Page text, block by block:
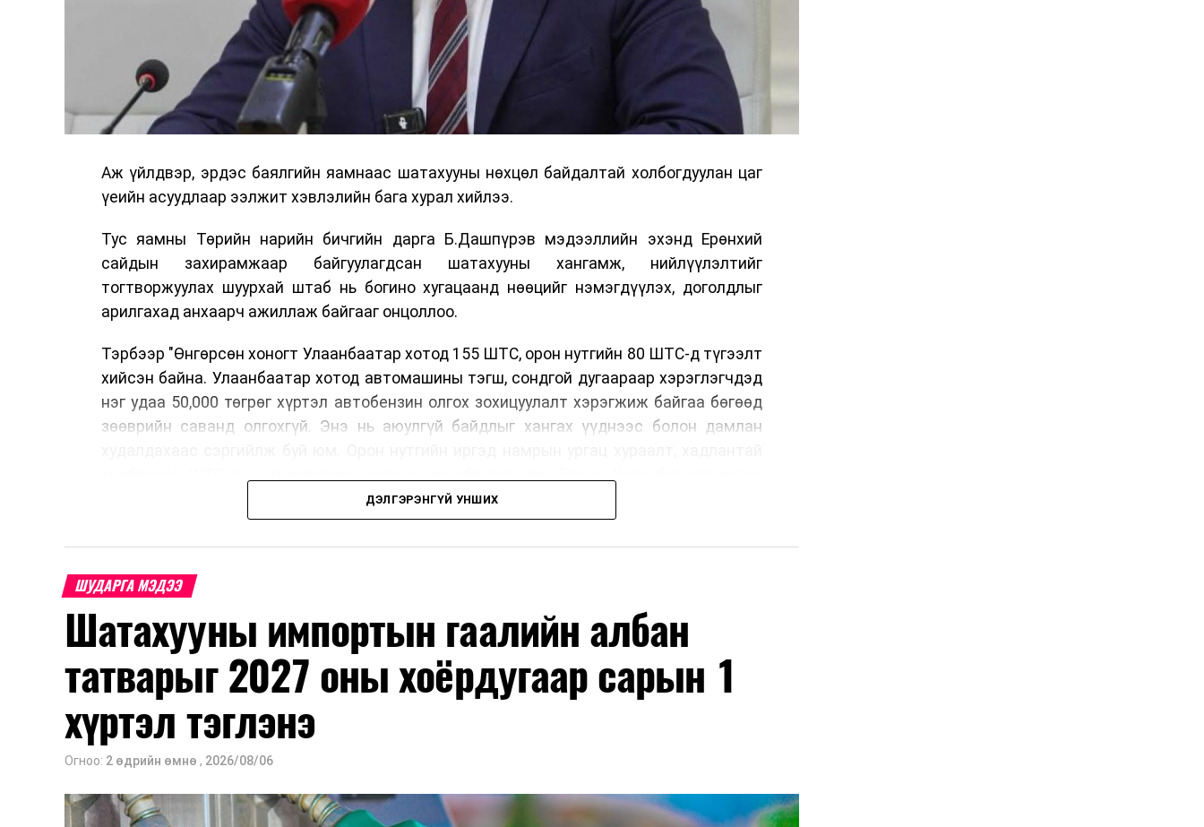
Аж үйлдвэр, эрдэс баялгийн яамнаас шатахууны нөхцөл байдалтай холбогдуулан цаг
үеийн асуудлаар ээлжит хэвлэлийн бага хурал хийлээ.
Тус яамны Төрийн нарийн бичгийн дарга Б.Дашпүрэв мэдээллийн эхэнд Ерөнхий
сайдын захирамжаар байгуулагдсан шатахууны хангамж, нийлүүлэлтийг
тогтворжуулах шуурхай штаб нь богино хугацаанд нөөцийг нэмэгдүүлэх, доголдлыг
арилгахад анхаарч ажиллаж байгааг онцоллоо.
Тэрбээр "Өнгөрсөн хоногт Улаанбаатар хотод 155 ШТС, орон нутгийн 80 ШТС-д түгээлт
хийсэн байна. Улаанбаатар хотод автомашины тэгш, сондгой дугаараар хэрэглэгчдэд
нэг удаа 50,000 төгрөг хүртэл автобензин олгох зохицуулалт хэрэгжиж байгаа бөгөөд
зөөврийн саванд олгохгүй. Энэ нь аюулгүй байдлыг хангах үүднээс болон дамлан
автомашины тэгш, сондгой дугаараар хэрэглэгчдэд нэг удаа 50,000 төгрөг хүртэл
автобензин олгох зохицуулалт энэ сарын 15-ны өдрийг хүртэл үргэлжлэх бөгөөд энэ
үед нөөцийг хэвийн болгох, хэвийн горимоор ажлаа үргэлжүүлнэ гэж найдаж байна.
Шатахууны нөөцийг нэмэгдүүлэх, нийлүүлэлтийг тогтворжуулах хүрээнд бусад эх
үүсвэрийг нэмэгдүүлэх чиглэлд анхаарч байна. Замын-Үүд боомтоор 2000 тонн дизель
түлш орж ирсэн бөгөөд шилжүүлэн ачих ажиллагаа хийгдэж байна" гэлээ
үйлдвэр, эрдэс баялгийн яамнаас мэдээллээ.
ДЭЛГЭРЭНГҮЙ УНШИХ
ШУДАРГА МЭДЭЭ
Шатахууны импортын гаалийн албан
татварыг 2027 оны хоёрдугаар сарын 1
хүртэл тэглэнэ
Огноо: 2 өдрийн өмнө , 2026/08/06